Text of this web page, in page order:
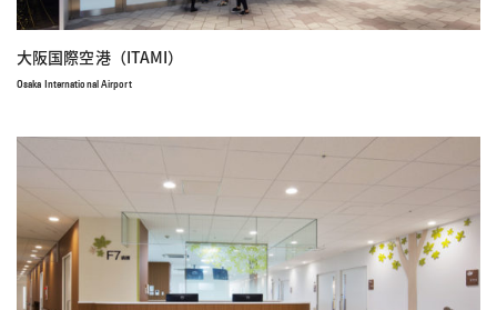
大阪国際空港（ITAMI）
Osaka International Airport